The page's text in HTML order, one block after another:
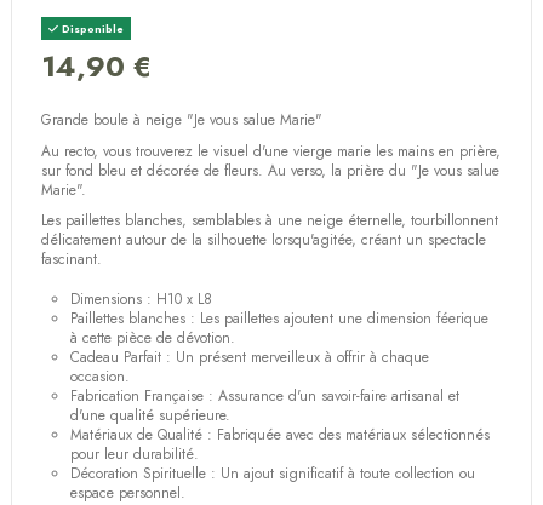
Disponible
14,90 €
Grande boule à neige "Je vous salue Marie"
Au recto, vous trouverez le visuel d'une vierge marie les mains en prière,
sur fond bleu et décorée de fleurs. Au verso, la prière du "Je vous salue
Marie".
Les paillettes blanches, semblables à une neige éternelle, tourbillonnent
délicatement autour de la silhouette lorsqu'agitée, créant un spectacle
fascinant.
Dimensions : H10 x L8
Paillettes blanches : Les paillettes ajoutent une dimension féerique
à cette pièce de dévotion.
Cadeau Parfait : Un présent merveilleux à offrir à chaque
occasion.
Fabrication Française : Assurance d'un savoir-faire artisanal et
d'une qualité supérieure.
Matériaux de Qualité : Fabriquée avec des matériaux sélectionnés
pour leur durabilité.
Décoration Spirituelle : Un ajout significatif à toute collection ou
espace personnel.